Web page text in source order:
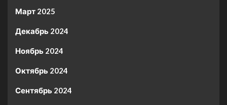
Март 2025
Декабрь 2024
Ноябрь 2024
Октябрь 2024
Сентябрь 2024